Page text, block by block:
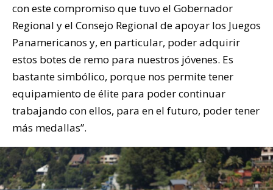
con este compromiso que tuvo el Gobernador
Regional y el Consejo Regional de apoyar los Juegos
Panamericanos y, en particular, poder adquirir
estos botes de remo para nuestros jóvenes. Es
bastante simbólico, porque nos permite tener
equipamiento de élite para poder continuar
trabajando con ellos, para en el futuro, poder tener
más medallas”.